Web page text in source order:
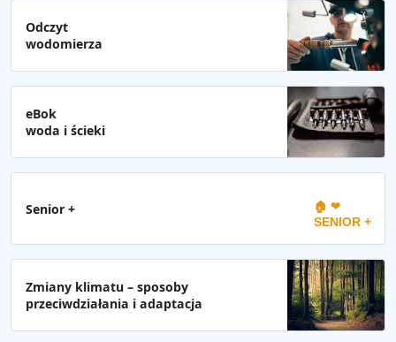
Odczyt
wodomierza
eBok
woda i ścieki
Senior + 🏠 ❤
SENIOR +
Zmiany klimatu – sposoby
przeciwdziałania i adaptacja